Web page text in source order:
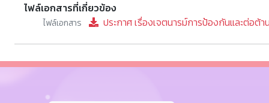
ไฟล์เอกสารที่เกี่ยวข้อง
ไฟล์เอกสาร ประกาศ เรื่องเจตนารม์การป้องกันและต่อต้